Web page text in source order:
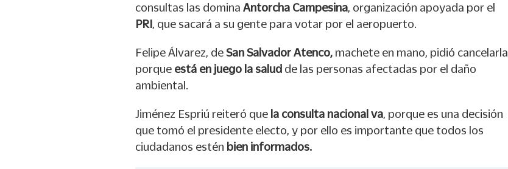
consultas las domina Antorcha Campesina, organización apoyada por el
PRI, que sacará a su gente para votar por el aeropuerto.
Felipe Álvarez, de San Salvador Atenco, machete en mano, pidió cancelarla
porque está en juego la salud de las personas afectadas por el daño
ambiental.
Jiménez Espriú reiteró que la consulta nacional va, porque es una decisión
que tomó el presidente electo, y por ello es importante que todos los
ciudadanos estén bien informados.